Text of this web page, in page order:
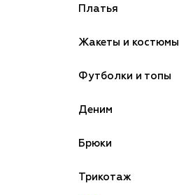
Платья
Жакеты и костюмы
Футболки и топы
Деним
Брюки
Трикотаж